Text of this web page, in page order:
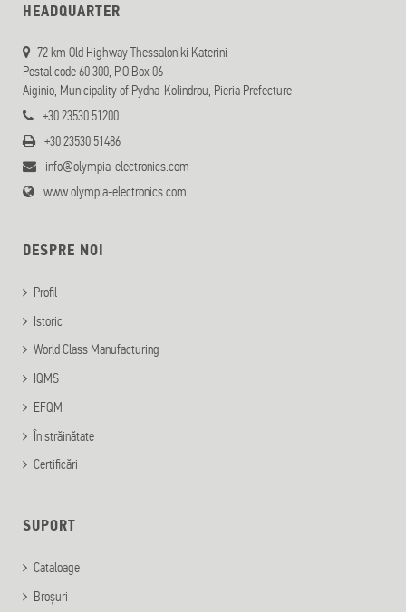
HEADQUARTER
72 km Old Highway Thessaloniki Katerini
Postal code 60 300, P.O.Box 06
Aiginio, Municipality of Pydna-Kolindrou, Pieria Prefecture
+30 23530 51200
+30 23530 51486
info@olympia-electronics.com
www.olympia-electronics.com
DESPRE NOI
Profil
Istoric
World Class Manufacturing
IQMS
EFQM
În străinătate
Certificări
SUPORT
Cataloage
Broșuri